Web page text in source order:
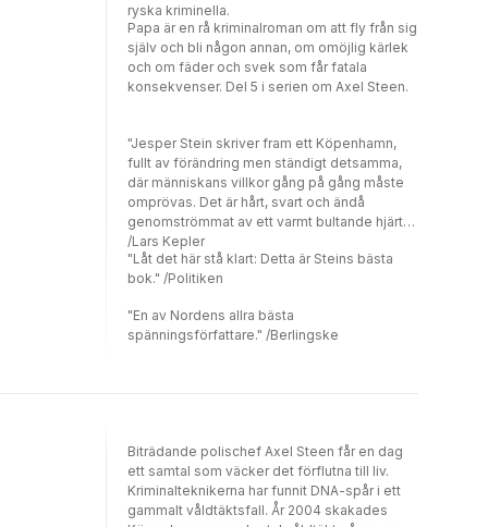
ryska kriminella.
Papa är en rå kriminalroman om att fly från sig
själv och bli någon annan, om omöjlig kärlek
och om fäder och svek som får fatala
konsekvenser. Del 5 i serien om Axel Steen.
"Jesper Stein skriver fram ett Köpenhamn,
fullt av förändring men ständigt detsamma,
där människans villkor gång på gång måste
omprövas. Det är hårt, svart och ändå
genomströmmat av ett varmt bultande hjärta."
/Lars Kepler
"Låt det här stå klart: Detta är Steins bästa
bok." /Politiken
"En av Nordens allra bästa
spänningsförfattare." /Berlingske
Biträdande polischef Axel Steen får en dag
ett samtal som väcker det förflutna till liv.
Kriminalteknikerna har funnit DNA-spår i ett
gammalt våldtäktsfall. År 2004 skakades